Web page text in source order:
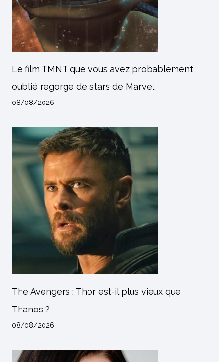
Le film TMNT que vous avez probablement
oublié regorge de stars de Marvel
08/08/2026
The Avengers : Thor est-il plus vieux que
Thanos ?
08/08/2026